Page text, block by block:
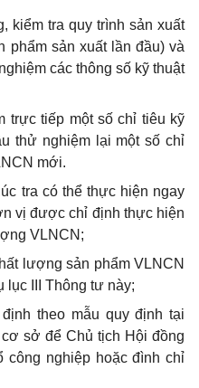
kiểm tra quy trình sản xuất
phẩm sản xuất lần đầu) và
các thông số kỹ thuật
trực tiếp một số chỉ tiêu kỹ
thử nghiệm lại một số chỉ
mới.
tra có thể thực hiện ngay
vị được chỉ định thực hiện
VLNCN;
lượng sản phẩm VLNCN
lục III Thông tư này;
theo mẫu quy định tại
sở để Chủ tịch Hội đồng
công nghiệp hoặc đình chỉ